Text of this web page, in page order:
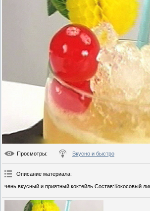
Просмотры: Вкусно и быстро
Описание материала:
чень вкусный и приятный коктейль.Состав:Кокосовый